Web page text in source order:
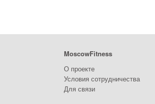
MoscowFitness
О проекте
Условия сотрудничества
Для связи